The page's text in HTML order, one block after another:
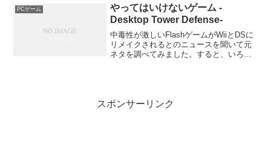
た...
PCゲーム
やってはいけないゲーム -
Desktop Tower Defense-
中毒性が激しいFlashゲームがWiiとDSに
リメイクされるとのニュースを聞いて元
ネタを調べてみました。すると、いろい
スポンサーリンク